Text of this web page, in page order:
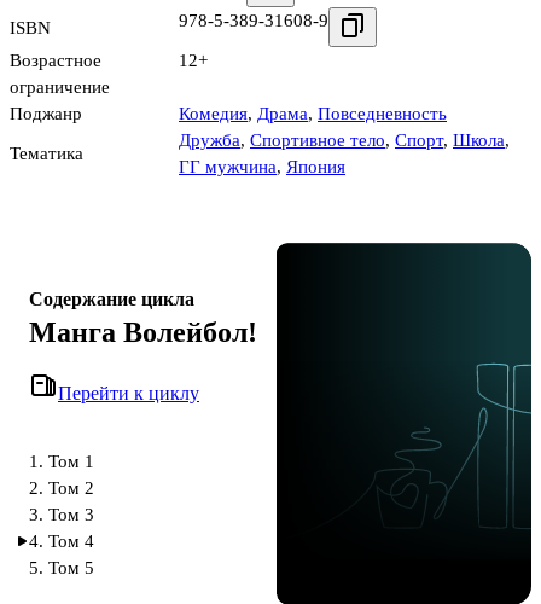
ISBN 978-5-389-31608-9
Возрастное
ограничение
12+
Поджанр Комедия, Драма, Повседневность
Тематика
Дружба, Спортивное тело, Спорт, Школа,
ГГ мужчина, Япония
Содержание цикла
Манга Волейбол!
Перейти к циклу
1. Том 1
2. Том 2
3. Том 3
4. Том 4
5. Том 5